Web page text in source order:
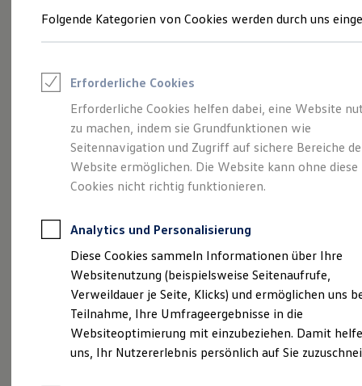
Junge Gebrauchtwagen und Gebrauchtwagen
Saisonangebote
Leasing
Leasing-Angebote
Gebrauchtwagen Leasing
Junge Gebrauchtwagen-Leasing
Elektroauto Leasing
Kleinwagen-Leasing
Leasing ohne Anzahlung
Autokredit mit Schlussrate
Versicherungen und Garantien
Kfz-Versicherung
Restschuldversicherungen
Garantien
Wartungsverträge
Geschäftskunden
Professional Class bei Volkswagen
Großkunden
Behörden
So geht neu.
Entdecken Sie jetzt
den neuen ID.3 Neo!
Folgende Kategorien von Cookies werden durch uns
Erforderliche Cookies
Erforderliche Cookies helfen dabei, eine Website
zu machen, indem sie Grundfunktionen wie
Seitennavigation und Zugriff auf sichere Bereiche
Website ermöglichen. Die Website kann ohne diese
Cookies nicht richtig funktionieren.
Analytics und Personalisierung
Diese Cookies sammeln Informationen über Ihre
Websitenutzung (beispielsweise Seitenaufrufe,
Verweildauer je Seite, Klicks) und ermöglichen uns
Teilnahme, Ihre Umfrageergebnisse in die
Websiteoptimierung mit einzubeziehen. Damit
uns, Ihr Nutzererlebnis persönlich auf Sie